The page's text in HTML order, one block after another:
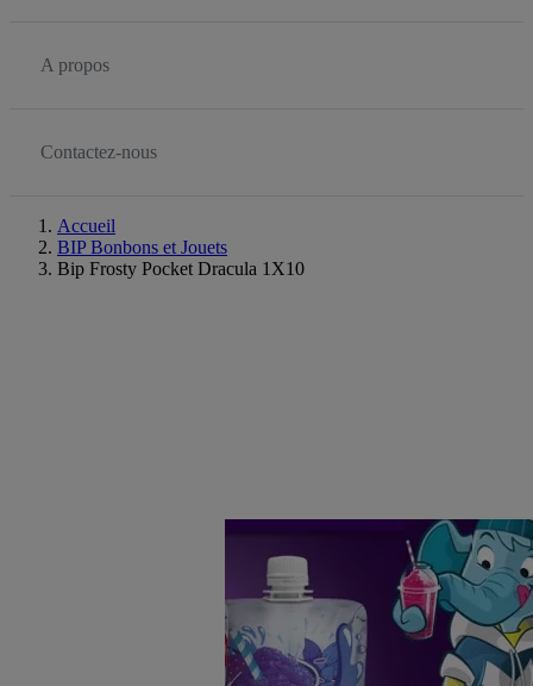
A propos
Contactez-nous
Accueil
BIP Bonbons et Jouets
Bip Frosty Pocket Dracula 1X10